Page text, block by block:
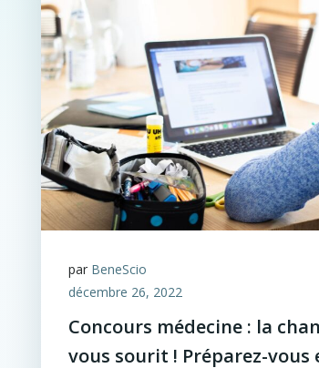
par BeneScio
décembre 26, 2022
Concours médecine : la
vous sourit ! Préparez-vous